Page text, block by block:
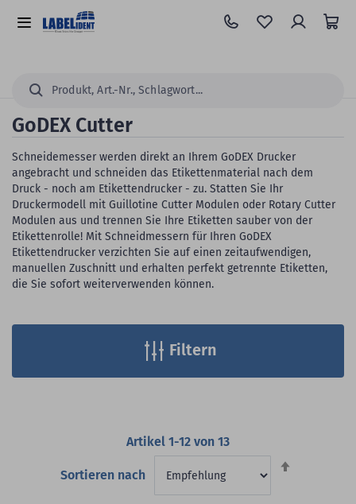
Hauptinhalt
springen
Alle
Suchen...
GoDEX Cutter
Schneidemesser werden direkt an Ihrem GoDEX Drucker
angebracht und schneiden das Etikettenmaterial nach dem
Druck - noch am Etikettendrucker - zu. Statten Sie Ihr
Druckermodell mit Guillotine Cutter Modulen oder Rotary Cutter
Modulen aus und trennen Sie Ihre Etiketten sauber von der
Etikettenrolle! Mit Schneidmessern für Ihren GoDEX
Etikettendrucker verzichten Sie auf einen zeitaufwendigen,
manuellen Zuschnitt und erhalten perfekt getrennte Etiketten,
die Sie sofort weiterverwenden können.
Artikel 1-12 von 13
Sortieren nach
Filtern